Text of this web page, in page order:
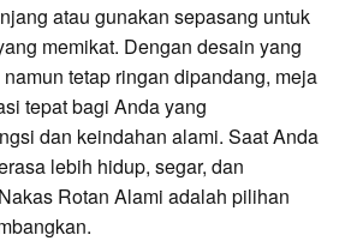
atau gunakan sepasang untuk
memikat. Dengan desain yang
tetap ringan dipandang, meja
tepat bagi Anda yang
dan keindahan alami. Saat Anda
lebih hidup, segar, dan
Rotan Alami adalah pilihan